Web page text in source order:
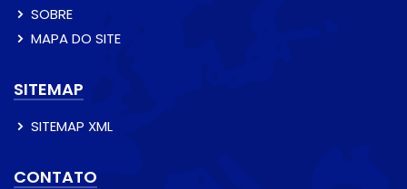
SOBRE
MAPA DO SITE
SITEMAP
SITEMAP XML
CONTATO